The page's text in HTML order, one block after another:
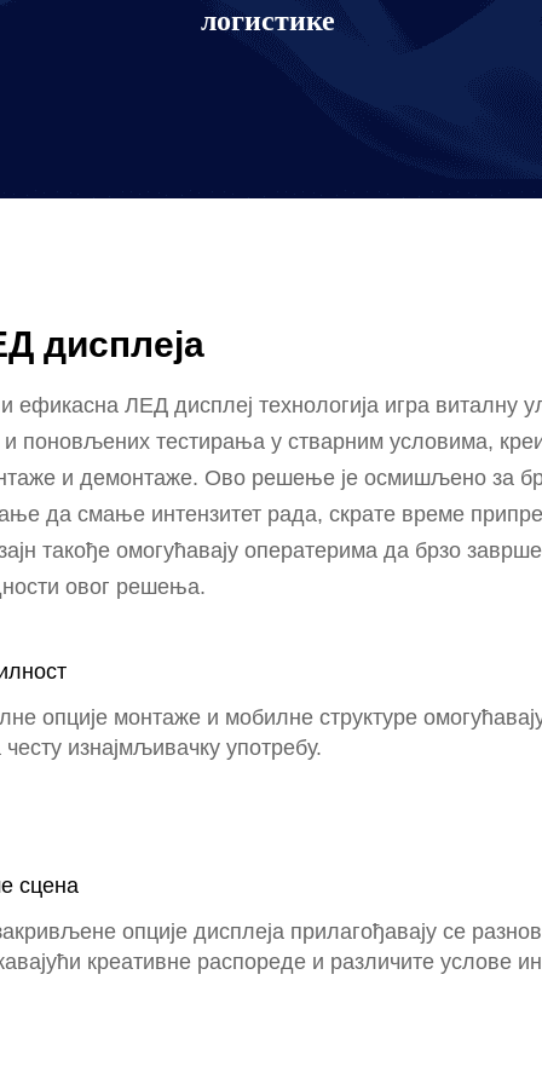
логистике
дисплеја
ЛЕД дисплеј технологија игра виталну
поновљених тестирања у стварним условима,
и демонтаже. Ово решење је осмишљено за
да смање интензитет рада, скрате време
такође омогућавају оператерима да брзо
овог решења.
опције монтаже и мобилне структуре
изнајмљивачку употребу.
сцена
опције дисплеја прилагођавају се
креативне распореде и различите услове